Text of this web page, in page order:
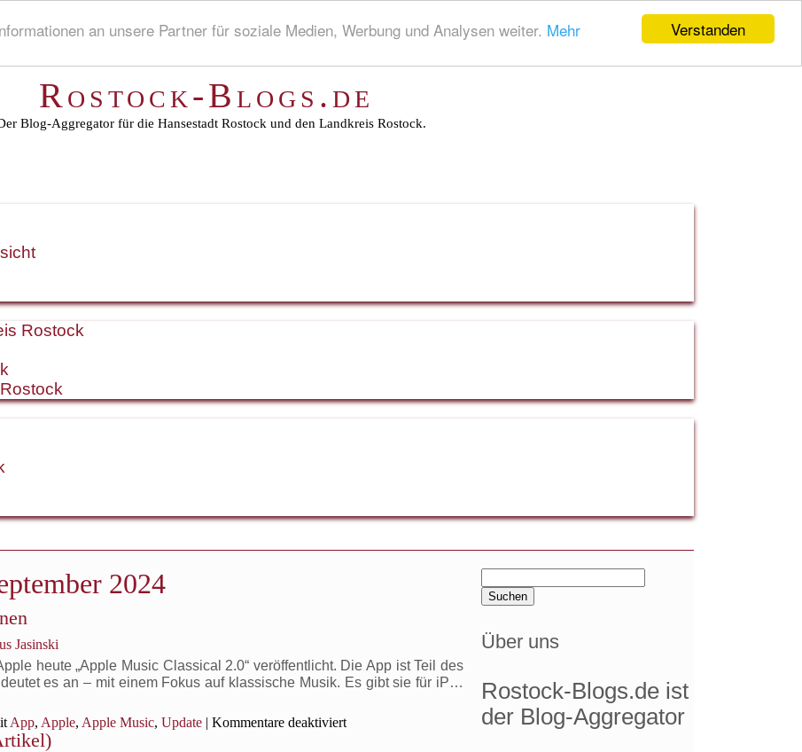
Verstanden
an unsere Partner für soziale Medien, Werbung und Analysen weiter. Mehr
Rostock-Blogs.de
Blog-Aggregator für die Hansestadt Rostock und den Landkreis Rostock.
Rostock
2024
Jasinski
heute „Apple Music Classical 2.0“ veröffentlicht. Die App ist Teil des
es an – mit einem Fokus auf klassische Musik. Es gibt sie für iP…
App, Apple, Apple Music, Update | Kommentare deaktiviertfür
nach:
Über uns
Rostock-Blogs.de ist
der Blog-Aggregator